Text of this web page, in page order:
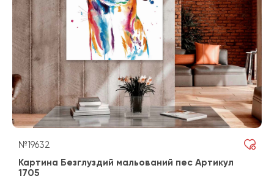
№19632
Картина Безглуздий мальований пес Артикул
1705